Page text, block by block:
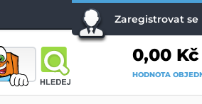
Zaregistrovat se
0,00 Kč
HODNOTA